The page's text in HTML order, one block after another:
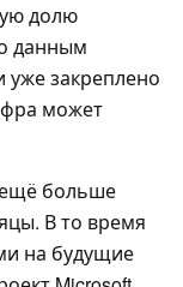
долю
данным
уже закреплено
может
больше
В то время
на будущие